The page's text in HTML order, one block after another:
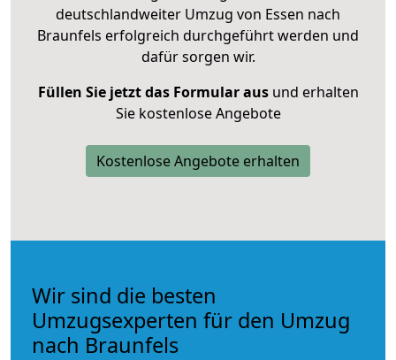
deutschlandweiter Umzug von Essen nach
Braunfels erfolgreich durchgeführt werden und
dafür sorgen wir.
Füllen Sie jetzt das Formular ausund erhalten
Sie kostenlose Angebote
Kostenlose Angebote erhalten
Wir sind die besten
Umzugsexperten für den Umzug
nach Braunfels